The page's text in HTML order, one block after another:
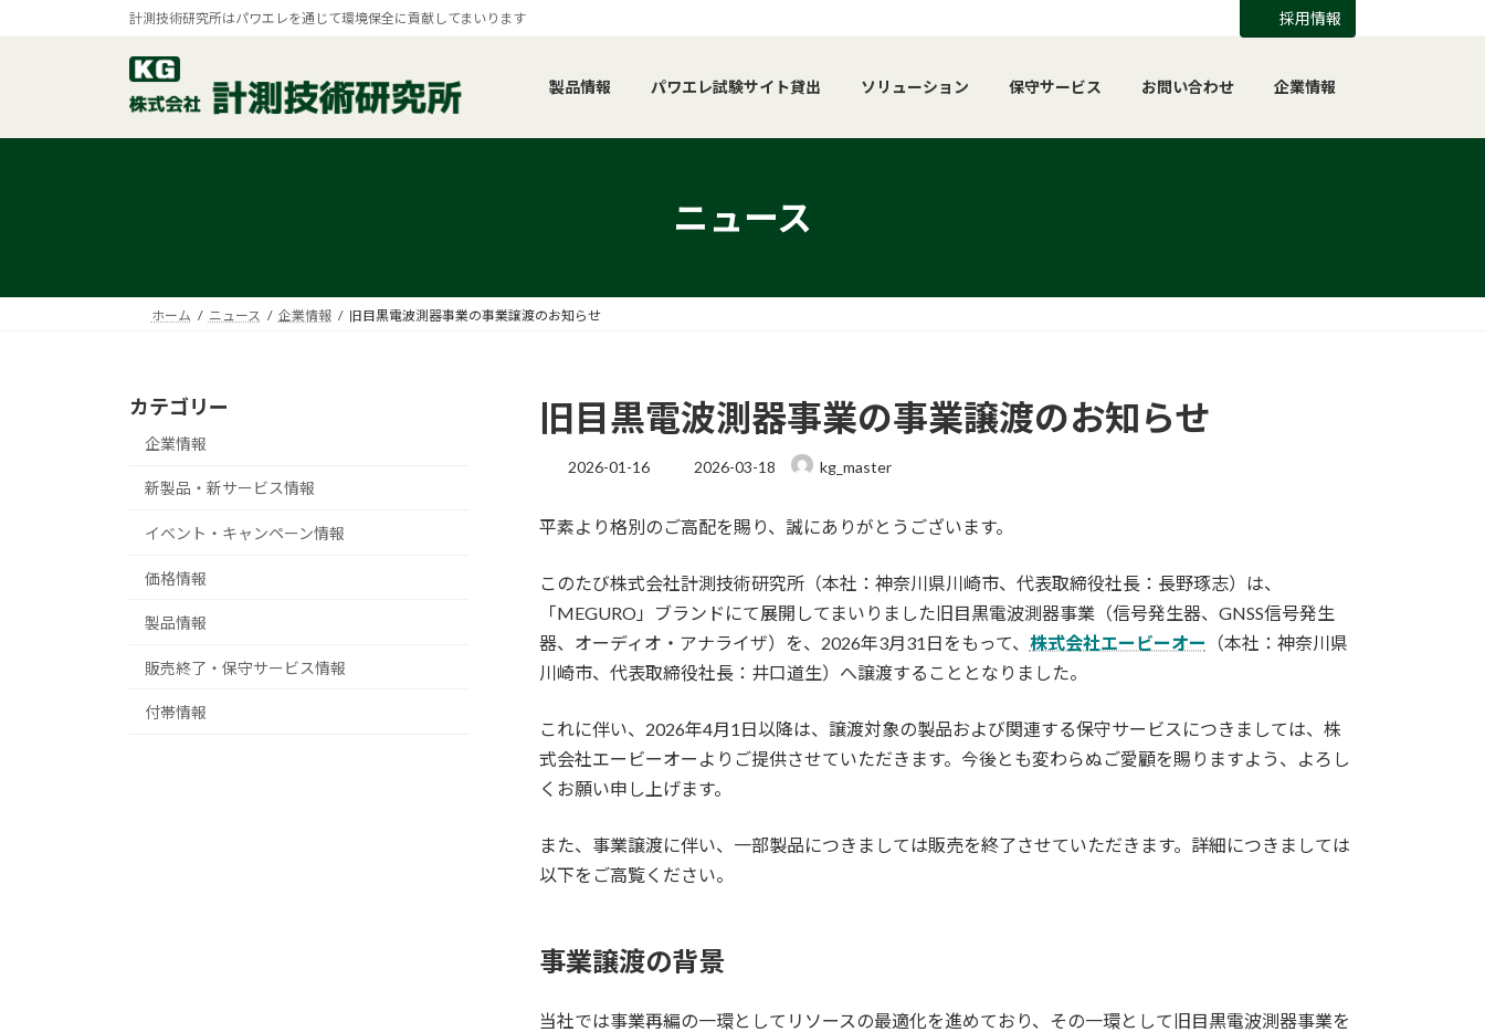
へ
ョ
計測技術研究所はパワエレを通じて環境保全に貢献してまいります 採用情報
製品情報 パワエレ試験サイト貸出 ソリューション 保守サービス お問い合わせ 企業情報
ニュース
ホーム ニュース 企業情報 旧目黒電波測器事業の事業譲渡のお知らせ
旧目黒電波測器事業の事業譲渡のお知らせ
2026-01-16
最
新
時
:
2026-03-18 kg_master
平素より格別のご高配を賜り、誠にありがとうございます。
このたび株式会社計測技術研究所（本社：神奈川県川崎市、代表取締役社長：長野琢志）は、
「MEGURO」ブランドにて展開してまいりました旧目黒電波測器事業（信号発生器、GNSS信号発生
器、オーディオ・アナライザ）を、2026年3月31日をもって、 株式会社エービーオー （本社：神奈川県
川崎市、代表取締役社長：井口道生）へ譲渡することとなりました。
これに伴い、2026年4月1日以降は、譲渡対象の製品および関連する保守サービスにつきましては、株
式会社エービーオーよりご提供させていただきます。今後とも変わらぬご愛顧を賜りますよう、よろし
くお願い申し上げます。
また、事業譲渡に伴い、一部製品につきましては販売を終了させていただきます。詳細につきましては
以下をご高覧ください。
事業譲渡の背景
当社では事業再編の一環としてリソースの最適化を進めており、その一環として旧目黒電波測器事業を
カテゴリー
企業情報
新製品・新サービス情報
イベント・キャンペーン情報
価格情報
製品情報
販売終了・保守サービス情報
付帯情報